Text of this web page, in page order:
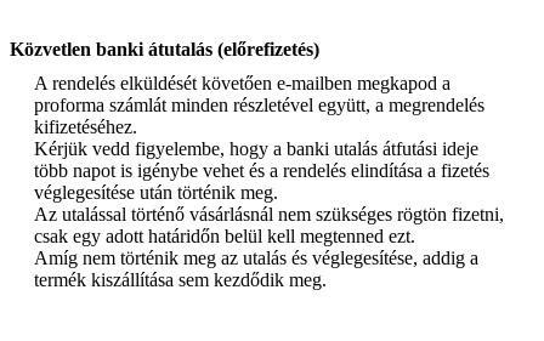
Közvetlen banki átutalás (előrefizetés)
A rendelés elküldését követően e-mailben megkapod a
proforma számlát minden részletével együtt, a megrendelés
kifizetéséhez.
Kérjük vedd figyelembe, hogy a banki utalás átfutási ideje
több napot is igénybe vehet és a rendelés elindítása a fizetés
véglegesítése után történik meg.
Az utalással történő vásárlásnál nem szükséges rögtön fizetni,
csak egy adott határidőn belül kell megtenned ezt.
Amíg nem történik meg az utalás és véglegesítése, addig a
termék kiszállítása sem kezdődik meg.